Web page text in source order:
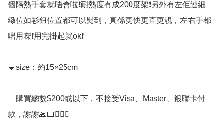
個隔熱手套就唔會啦❗耐熱度有成200度架❗另外有左佢連細
緻位如衫鈕位置都可以熨到，真係更快更直更靚，左右手都
啱用㗎❗用完掛起就ok❗
🔹size：約15×25cm
🔹購買總數$200或以下，不接受Visa、Master、銀聯卡付
款，謝謝🙏🏻🙇🏼‍♀️